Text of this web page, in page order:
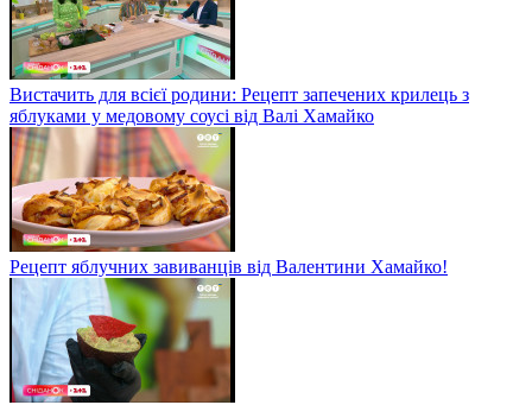
Вистачить для всієї родини: Рецепт запечених крилець з
яблуками у медовому соусі від Валі Хамайко
Рецепт яблучних завиванців від Валентини Хамайко!